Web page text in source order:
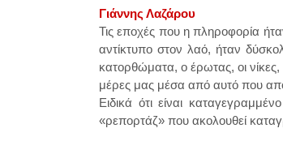
Γιάννης Λαζάρου
Τις εποχές που η πληροφορία
αντίκτυπο στον λαό, ήταν
κατορθώματα, ο έρωτας, οι
μέρες μας μέσα από αυτό που
Ειδικά ότι είναι
«ρεπορτάζ» που ακολουθεί